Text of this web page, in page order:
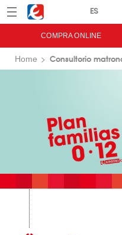
Menú Eroski
COMPRA ONLINE
Home Consultorio